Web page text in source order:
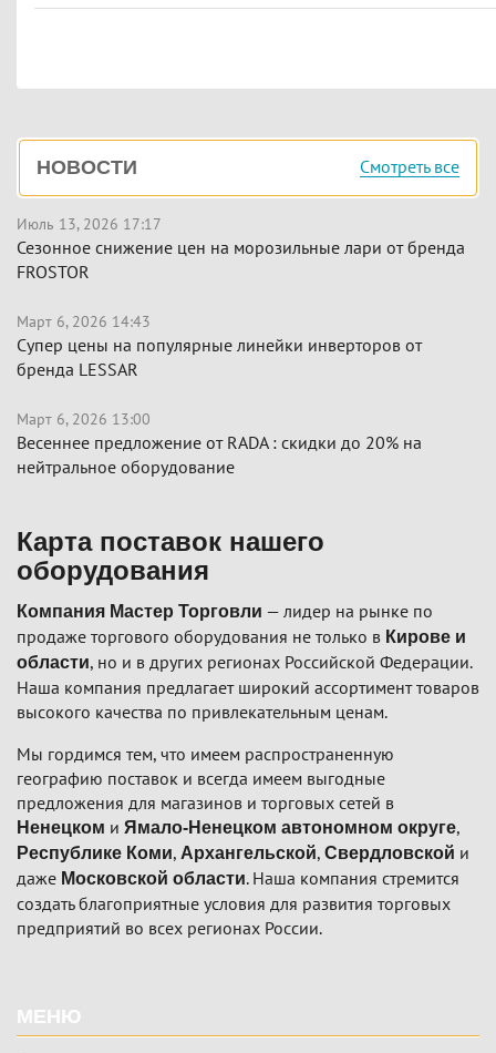
Боковая
панель
НОВОСТИ Смотреть все
Июль 13, 2026 17:17
Сезонное снижение цен на морозильные лари от бренда
FROSTOR
Март 6, 2026 14:43
Супер цены на популярные линейки инверторов от
бренда LESSAR
Март 6, 2026 13:00
Весеннее предложение от RADA : скидки до 20% на
нейтральное оборудование
Карта поставок нашего
оборудования
Компания Мастер Торговли — лидер на рынке по
продаже торгового оборудования не только в Кирове и
области, но и в других регионах Российской Федерации.
Наша компания предлагает широкий ассортимент товаров
высокого качества по привлекательным ценам.
Мы гордимся тем, что имеем распространенную
географию поставок и всегда имеем выгодные
предложения для магазинов и торговых сетей в
Ненецком и Ямало-Ненецком автономном округе,
Республике Коми, Архангельской, Свердловской и
даже Московской области. Наша компания стремится
создать благоприятные условия для развития торговых
предприятий во всех регионах России.
МЕНЮ